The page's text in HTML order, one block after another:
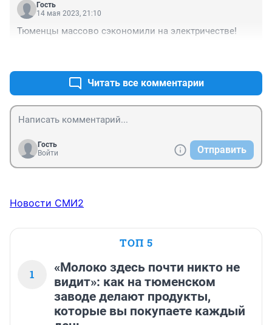
Гость
14 мая 2023, 21:10
Тюменцы массово сэкономили на электричестве!
Читать все комментарии
Гость
Войти
Отправить
Новости СМИ2
ТОП 5
1
«Молоко здесь почти никто не
видит»: как на тюменском
заводе делают продукты,
которые вы покупаете каждый